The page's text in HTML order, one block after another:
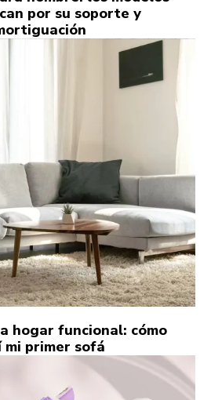
por su soporte y
hogar funcional: cómo
mi primer sofá